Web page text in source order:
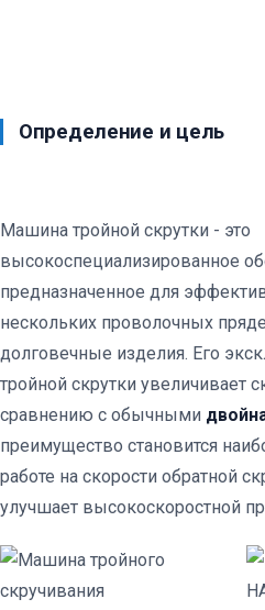
Определение и цель
Машина тройной скрутки - это
высокоспециализированное
предназначенное для
нескольких проволочных
долговечные изделия. Его
тройной скрутки увеличивает
сравнению с обычными
преимущество становится
работе на скорости обратной
улучшает высокоскоростной